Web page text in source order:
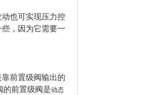
也可实现压力控
，因为它需要一
前置级阀输出的
的前置级阀是动态